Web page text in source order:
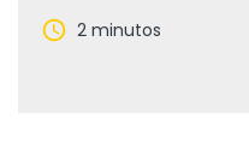
2 minutos